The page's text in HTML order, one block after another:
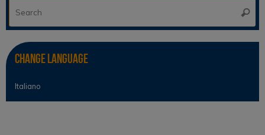
Change Language
Italiano